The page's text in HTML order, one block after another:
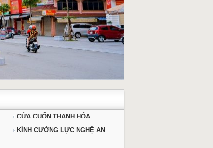
CỬA CUỐN THANH HÓA
KÍNH CƯỜNG LỰC NGHỆ AN